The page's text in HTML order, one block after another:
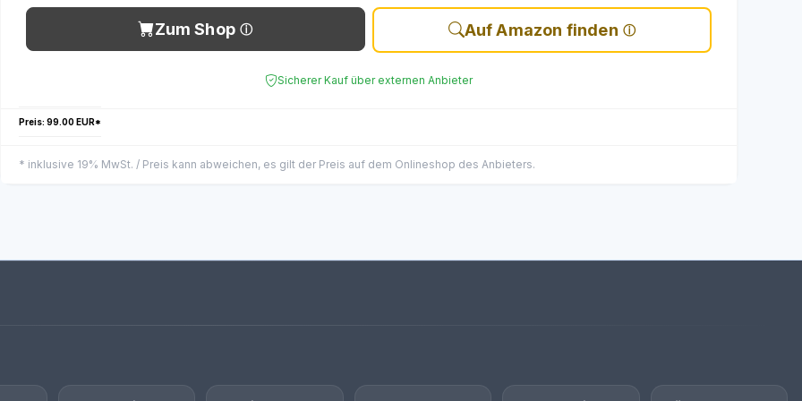
Zum Shop Auf Amazon finden
Sicherer Kauf über externen Anbieter
Preis: 99.00 EUR*
* inklusive 19% MwSt. / Preis kann abweichen, es gilt der Preis auf dem Onlineshop des Anbieters.